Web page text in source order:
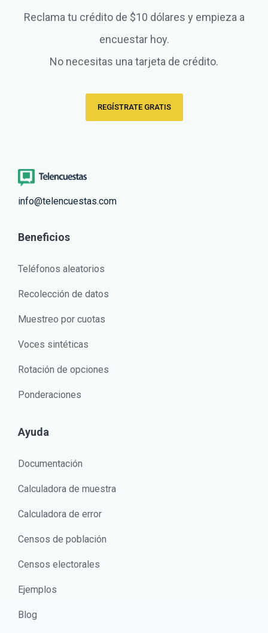
Reclama tu crédito de $10 dólares y empieza a
encuestar hoy.
No necesitas una tarjeta de crédito.
REGÍSTRATE GRATIS
info@telencuestas.com
Beneficios
Teléfonos aleatorios
Recolección de datos
Muestreo por cuotas
Voces sintéticas
Rotación de opciones
Ponderaciones
Ayuda
Documentación
Calculadora de muestra
Calculadora de error
Censos de población
Censos electorales
Ejemplos
Blog